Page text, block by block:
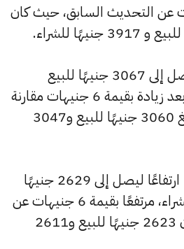
9 جنيهات عن التحديث السابق، حيث كان
وارتفع سعر عيار 14 ليصل إلى 3067 جنيهًا للبيع
و3053 جنيهًا للشراء، بعد زيادة بقيمة 6 جنيهات مقارنة
بالسعر السابق الذي بلغ 3060 جنيهًا للبيع و3047
كما سجل سعر عيار 12 ارتفاعًا ليصل إلى 2629 جنيهًا
للبيع و2617 جنيهًا للشراء، مرتفعًا بقيمة 6 جنيهات عن
السعر السابق الذي كان 2623 جنيهًا للبيع و2611